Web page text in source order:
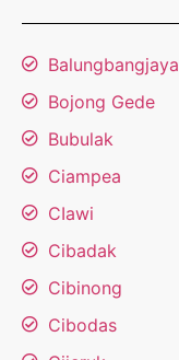
Balungbangjaya
Bojong Gede
Bubulak
Ciampea
CIawi
Cibadak
Cibinong
Cibodas